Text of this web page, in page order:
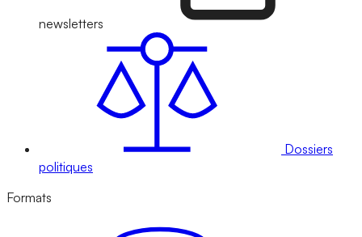
newsletters
Dossiers
politiques
Formats